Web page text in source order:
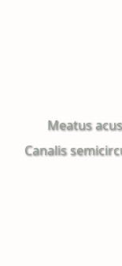
Meatus
Canalis